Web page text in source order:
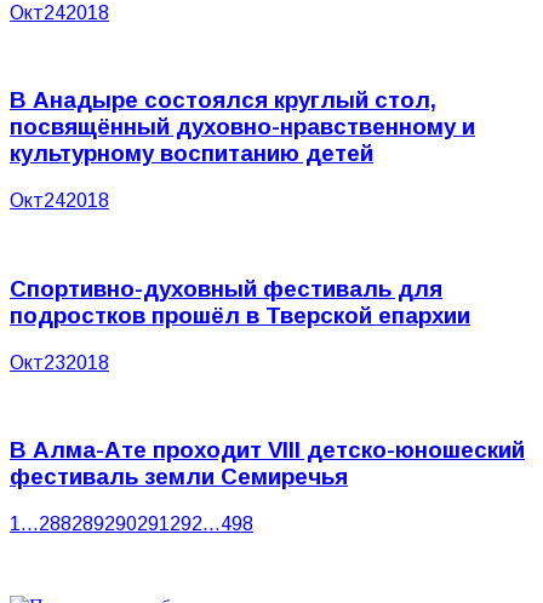
Окт242018
В Анадыре состоялся круглый стол,
посвящённый духовно-нравственному и
культурному воспитанию детей
Окт242018
Спортивно-духовный фестиваль для
подростков прошёл в Тверской епархии
Окт232018
В Алма-Ате проходит VIII детско-юношеский
фестиваль земли Семиречья
1…288289290291292…498